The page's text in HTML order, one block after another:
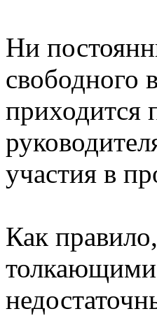
Ни
свободного
приходится
участия в
Как
толкающими